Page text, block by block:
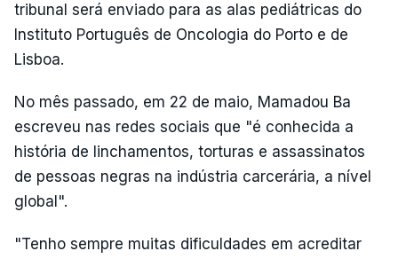
tribunal será enviado para as alas pediátricas do
Instituto Português de Oncologia do Porto e de
Lisboa.
No mês passado, em 22 de maio, Mamadou Ba
escreveu nas redes sociais que "é conhecida a
história de linchamentos, torturas e assassinatos
de pessoas negras na indústria carcerária, a nível
global".
"Tenho sempre muitas dificuldades em acreditar